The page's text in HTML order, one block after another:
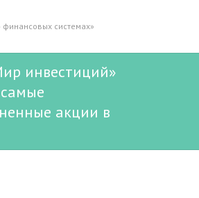
системах»
инвестиций»
акции в